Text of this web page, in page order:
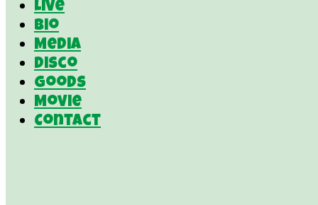
Live
Bio
Media
Disco
Goods
Movie
Contact